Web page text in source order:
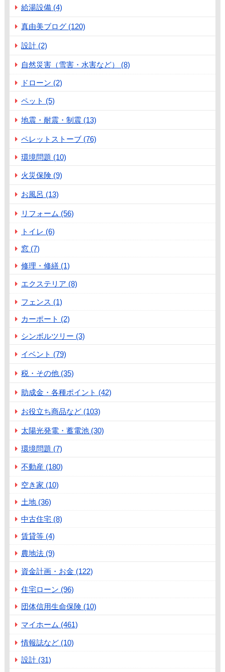
給湯設備 (4)
真由美ブログ (120)
設計 (2)
自然災害（雪害・水害など） (8)
ドローン (2)
ペット (5)
地震・耐震・制震 (13)
ペレットストーブ (76)
環境問題 (10)
火災保険 (9)
お風呂 (13)
リフォーム (56)
トイレ (6)
窓 (7)
修理・修繕 (1)
エクステリア (8)
フェンス (1)
カーポート (2)
シンボルツリー (3)
イベント (79)
税・その他 (35)
助成金・各種ポイント (42)
お役立ち商品など (103)
太陽光発電・蓄電池 (30)
環境問題 (7)
不動産 (180)
空き家 (10)
土地 (36)
中古住宅 (8)
賃貸等 (4)
農地法 (9)
資金計画・お金 (122)
住宅ローン (96)
団体信用生命保険 (10)
マイホーム (461)
情報誌など (10)
設計 (31)